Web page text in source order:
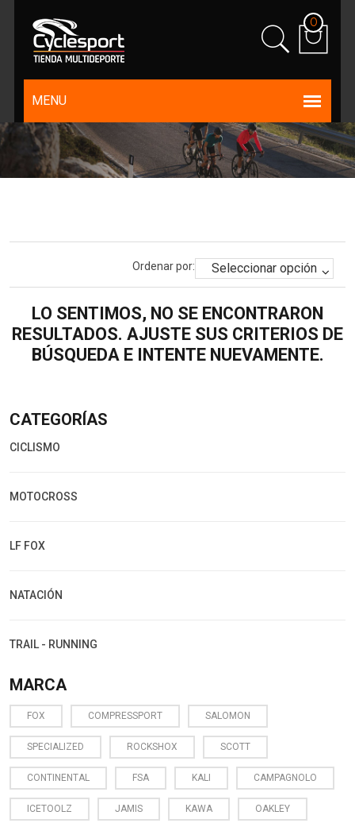
0
CATEGORÍAS
CICLISMO
MOTOCROSS
LF FOX
NATACIÓN
TRAIL - RUNNING
MARCA
FOX COMPRESSPORT SALOMON
SPECIALIZED ROCKSHOX SCOTT
CONTINENTAL FSA KALI CAMPAGNOLO
ICETOOLZ JAMIS KAWA OAKLEY
Ordenar por:
LO SENTIMOS, NO SE ENCONTRARON
RESULTADOS. AJUSTE SUS CRITERIOS DE
BÚSQUEDA E INTENTE NUEVAMENTE.